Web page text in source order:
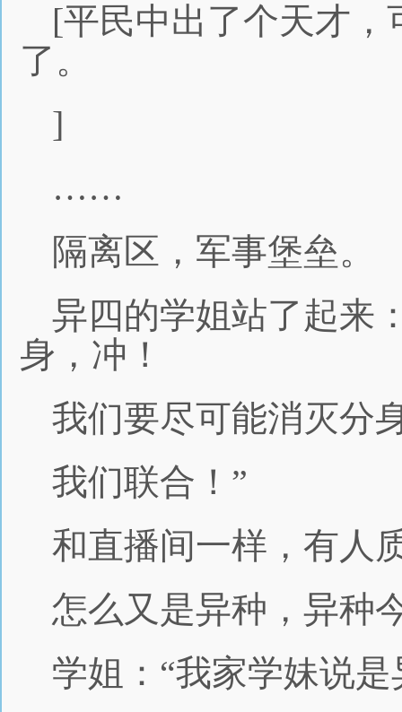
[平民中出了个天才
了。
]
……
隔离区，军事堡垒。
异四的学姐站了起来
身，冲！
我们要尽可能消灭分
我们联合！”
和直播间一样，有人
怎么又是异种，异种
学姐：“我家学妹说